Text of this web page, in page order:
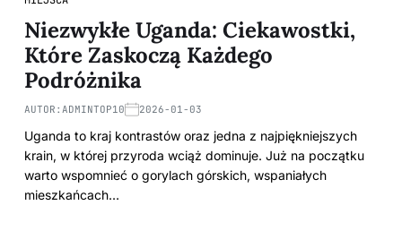
Niezwykłe Uganda: Ciekawostki,
Które Zaskoczą Każdego
Podróżnika
AUTOR: ADMINTOP10 2026-01-03
Uganda to kraj kontrastów oraz jedna z najpiękniejszych
krain, w której przyroda wciąż dominuje. Już na początku
warto wspomnieć o gorylach górskich, wspaniałych
mieszkańcach…